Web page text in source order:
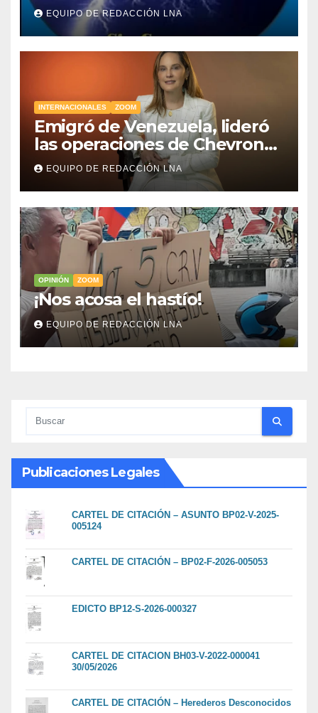
EQUIPO DE REDACCIÓN LNA
INTERNACIONALES ZOOM
Emigró de Venezuela, lideró
las operaciones de Chevron
en EE.UU. y hoy es la única
mujer CEO en Vaca Muerta
EQUIPO DE REDACCIÓN LNA
OPINIÓN ZOOM
​¡Nos acosa el hastío!
EQUIPO DE REDACCIÓN LNA
Publicaciones Legales
CARTEL DE CITACIÓN – ASUNTO BP02-V-2025-
005124
CARTEL DE CITACIÓN – BP02-F-2026-005053
EDICTO BP12-S-2026-000327
CARTEL DE CITACION BH03-V-2022-000041
30/05/2026
CARTEL DE CITACIÓN – Herederos Desconocidos